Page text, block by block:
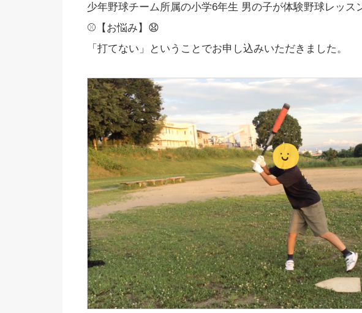
少年野球チーム所属の小学6年生 男の子が体験野球レッス
⚾【お悩み】😧
「打てない」ということでお申し込みいただきました。